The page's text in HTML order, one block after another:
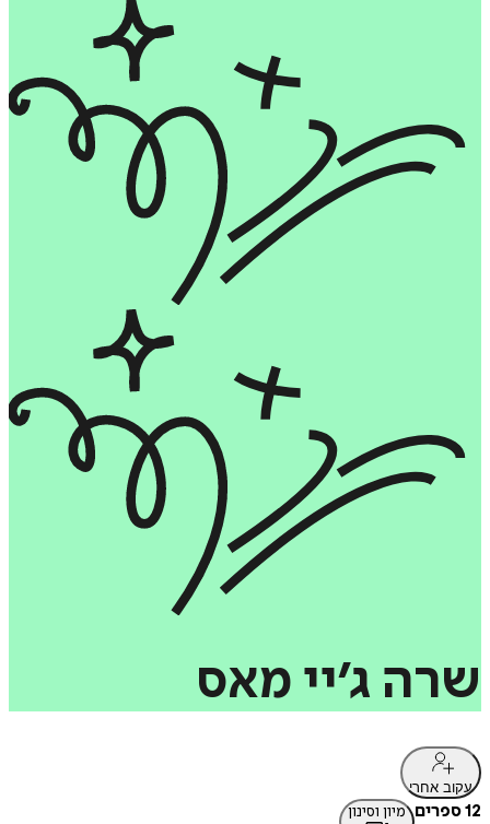
שרה ג’יי מאס
עקוב אחרי
12 ספרים מיון וסינון